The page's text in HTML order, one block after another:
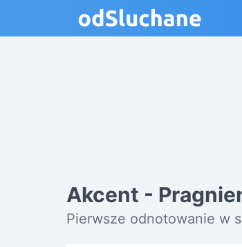
Akcent -
Pierwsze odnotowanie w